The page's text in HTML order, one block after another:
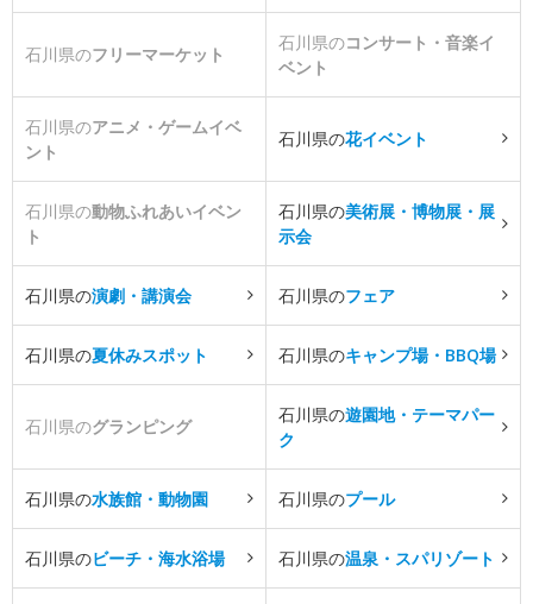
石川県のフリーマーケット
石川県のコンサート・音楽イ
ベント
石川県のアニメ・ゲームイベ
ント
石川県の花イベント
石川県の動物ふれあいイベン
ト
石川県の美術展・博物展・展
示会
石川県の演劇・講演会 石川県のフェア
石川県の夏休みスポット 石川県のキャンプ場・BBQ場
石川県のグランピング
石川県の遊園地・テーマパー
ク
石川県の水族館・動物園 石川県のプール
石川県のビーチ・海水浴場 石川県の温泉・スパリゾート